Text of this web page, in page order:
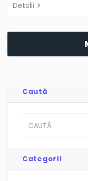
Detalii
Caută
Categorii